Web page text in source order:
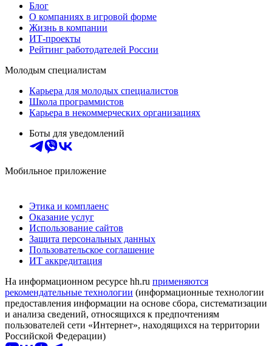
Блог
О компаниях в игровой форме
Жизнь в компании
ИТ-проекты
Рейтинг работодателей России
Молодым специалистам
Карьера для молодых специалистов
Школа программистов
Карьера в некоммерческих организациях
Боты для уведомлений
Мобильное приложение
Этика и комплаенс
Оказание услуг
Использование сайтов
Защита персональных данных
Пользовательское соглашение
ИТ аккредитация
На информационном ресурсе hh.ru применяются
рекомендательные технологии (информационные технологии
предоставления информации на основе сбора, систематизации
и анализа сведений, относящихся к предпочтениям
пользователей сети «Интернет», находящихся на территории
Российской Федерации)